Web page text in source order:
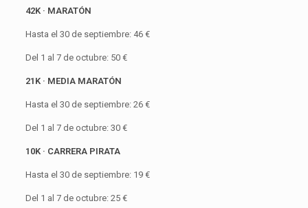
42K · MARATÓN
Hasta el 30 de septiembre: 46 €
Del 1 al 7 de octubre: 50 €
21K · MEDIA MARATÓN
Hasta el 30 de septiembre: 26 €
Del 1 al 7 de octubre: 30 €
10K · CARRERA PIRATA
Hasta el 30 de septiembre: 19 €
Del 1 al 7 de octubre: 25 €